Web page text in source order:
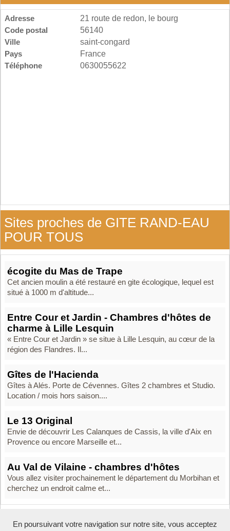
Adresse
21 route de redon, le bourg
Code postal
56140
Ville
saint-congard
Pays
France
Téléphone
0630055622
Sites proches de GITE RAND-EAU
POUR TOUS
écogite du Mas de Trape
Cet ancien moulin a été restauré en gite écologique, lequel est
situé à 1000 m d'altitude...
Entre Cour et Jardin - Chambres d'hôtes de
charme à Lille Lesquin
« Entre Cour et Jardin » se situe à Lille Lesquin, au cœur de la
région des Flandres. Il...
Gîtes de l'Hacienda
Gîtes à Alés. Porte de Cévennes. Gîtes 2 chambres et Studio.
Location / mois hors saison....
Le 13 Original
Envie de découvrir Les Calanques de Cassis, la ville d'Aix en
Provence ou encore Marseille et...
Au Val de Vilaine - chambres d'hôtes
Vous allez visiter prochainement le département du Morbihan et
cherchez un endroit calme et...
En poursuivant votre navigation sur notre site, vous acceptez